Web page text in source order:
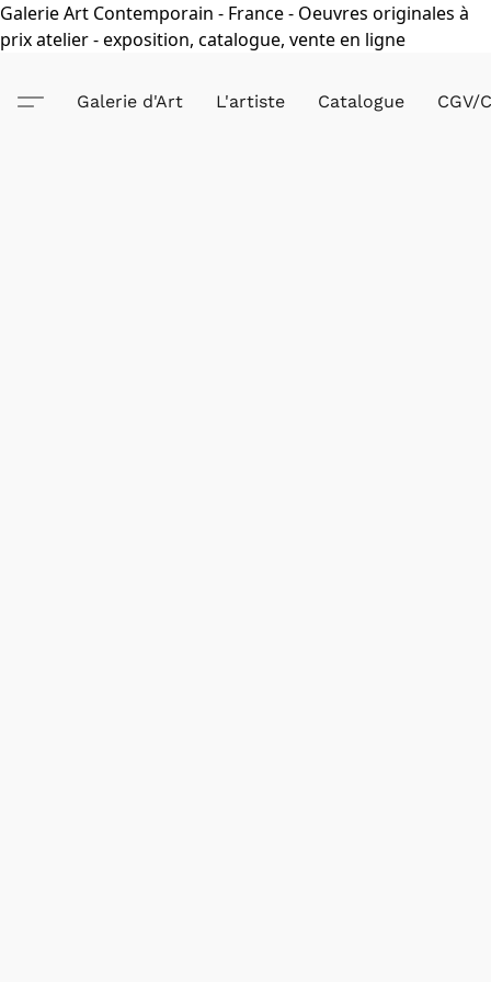
Galerie Art Contemporain - France - Oeuvres originales à
prix atelier - exposition, catalogue, vente en ligne
Galerie d'Art L'artiste Catalogue CGV/